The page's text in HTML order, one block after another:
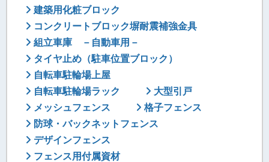
建築用化粧ブロック
コンクリートブロック塀耐震補強金具
組立車庫 －自動車用－
タイヤ止め（駐車位置ブロック）
自転車駐輪場上屋
自転車駐輪場ラック
大型引戸
メッシュフェンス
格子フェンス
防球・バックネットフェンス
デザインフェンス
フェンス用付属資材